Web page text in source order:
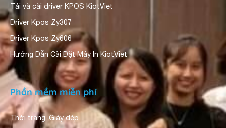
Tải và cài driver KPOS KiotViet
Driver Kpos Zy307
Driver Kpos Zy606
Hướng Dẫn Cài Đặt Máy In KiotViet
Phần mềm miễn phí
Thời trang, Giày dép